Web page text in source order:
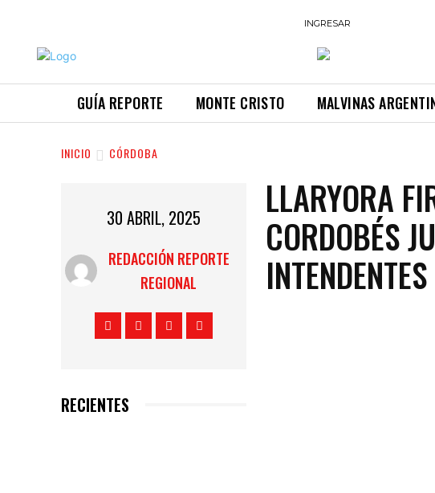
INGRESAR
GUÍA REPORTE MONTE CRISTO MALVINAS
INICIO CÓRDOBA
30 ABRIL, 2025
REDACCIÓN REPORTE
REGIONAL
RECIENTES
LLARYORA
CORDOBÉS
INTENDENTES